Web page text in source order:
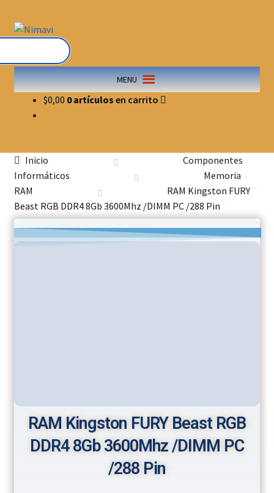
MENU
$0,00 0 artículos
Inicio
Componentes
Informáticos
Memoria
RAM
RAM Kingston FURY
Beast RGB DDR4 8Gb 3600Mhz /DIMM PC /288 Pin
RAM Kingston FURY Beast RGB
DDR4 8Gb 3600Mhz /DIMM PC
/288 Pin